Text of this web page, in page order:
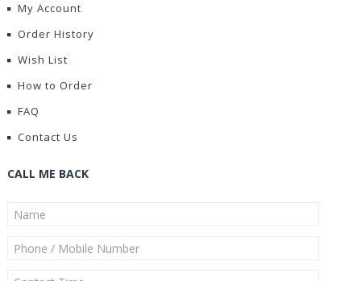
My Account
Order History
Wish List
How to Order
FAQ
Contact Us
CALL ME BACK